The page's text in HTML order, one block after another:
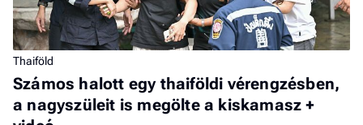
Thaiföld
Számos halott egy thaiföldi vérengzésben,
a nagyszüleit is megölte a kiskamasz +